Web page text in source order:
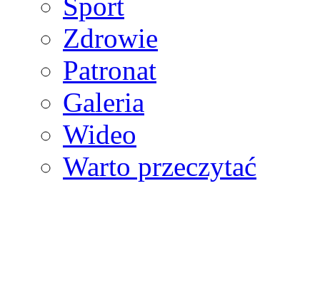
Zdrowie
Patronat
Galeria
Wideo
Warto przeczytać